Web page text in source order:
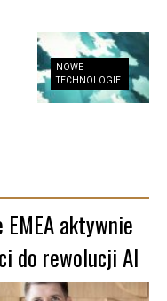
NOWE
TECHNOLOGIE
aktywnie
do rewolucji AI